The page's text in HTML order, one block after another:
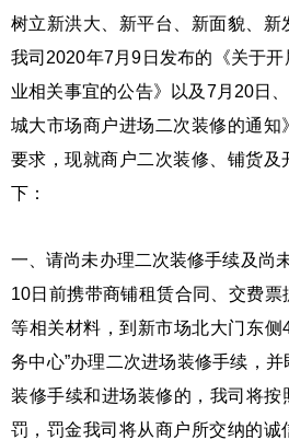
树立新洪大、新平台、新面貌、新
我司2020年7月9日发布的《关于
业相关事宜的公告》以及7月20日
城大市场商户进场二次装修的通知
要求，现就商户二次装修、铺货及
下：
一、请尚未办理二次装修手续及尚
10日前携带商铺租赁合同、交费
等相关材料，到新市场北大门东侧
务中心”办理二次进场装修手续，
装修手续和进场装修的，我司将按
罚，罚金我司将从商户所交纳的诚